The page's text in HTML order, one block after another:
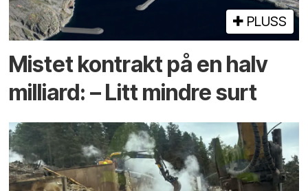
PLUSS
Mistet kontrakt på en halv
milliard: – Litt mindre surt